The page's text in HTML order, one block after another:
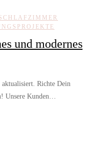
und modernes
Richte Dein
Unsere Kunden…